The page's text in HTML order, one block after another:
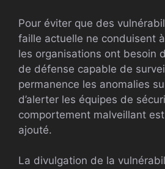
Pour éviter que des
faille actuelle ne conduisent
les organisations ont besoin
de défense capable de
permanence les anomalies
d’alerter les équipes de
comportement malveillant
ajouté.
La divulgation de la